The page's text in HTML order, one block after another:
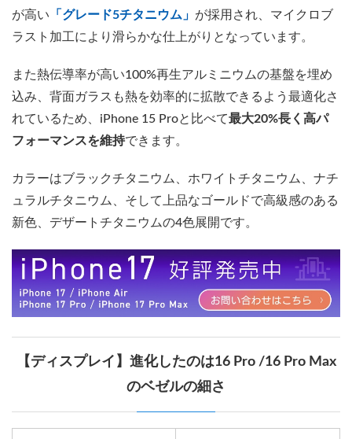
が高い 「グレード5チタニウム」 が採用され、マイクロブ
ラスト加工により滑らかな仕上がりとなっています。
また熱伝導率が高い100%再生アルミニウムの基盤を埋め
込み、背面ガラスも熱を効率的に拡散できるよう最適化さ
れているため、iPhone 15 Proと比べて最大20%長く高パ
フォーマンスを維持できます。
カラーはブラックチタニウム、ホワイトチタニウム、ナチ
ュラルチタニウム、そして上品なゴールドで高級感のある
新色、デザートチタニウムの4色展開です。
【ディスプレイ】進化したのは16 Pro /16 Pro Max
のベゼルの細さ